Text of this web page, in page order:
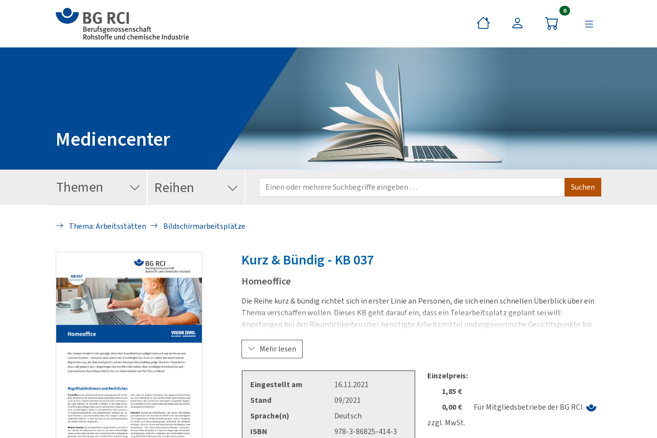
0Artikel im Warenkorb
Mediencenter
Themen Reihen
Thema: Arbeitsstätten Bildschirmarbeitsplätze
Kurz & Bündig - KB037
Homeoffice
Die Reihe kurz & bündig richtet sich in erster Linie an Personen, die sich einen schnellen Überblick über ein
Thema verschaffen wollen. Dieses KB geht darauf ein, dass ein Telearbeitsplatz geplant sei will:
Angefangen bei den Räumlichkeiten über benötigte Arbeitsmittel und ergonomische Gesichtspunkte bis
Mehr lesen
Eingestellt am
16.11.2021
Stand
09/2021
Sprache(n)
Deutsch
ISBN
978-3-86825-414-3
Einzelpreis:
1,85 €
0,00 €
Für Mitgliedsbetriebe der BG RCI
zzgl. MwSt.